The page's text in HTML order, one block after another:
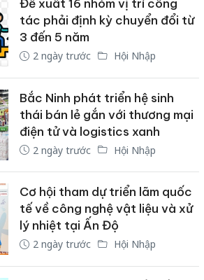
Đề xuất 16 nhóm vị trí công
tác phải định kỳ chuyển đổi từ
3 đến 5 năm
2 ngày trước Hội Nhập
Bắc Ninh phát triển hệ sinh
thái bán lẻ gắn với thương mại
điện tử và logistics xanh
2 ngày trước Hội Nhập
Cơ hội tham dự triển lãm quốc
tế về công nghệ vật liệu và xử
lý nhiệt tại Ấn Độ
2 ngày trước Hội Nhập